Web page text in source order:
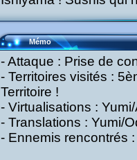
Mémo
- Attaque : Prise de
- Territoires visités :
Territoire !
- Virtualisations :
- Translations : Yumi/
- Ennemis rencontrés